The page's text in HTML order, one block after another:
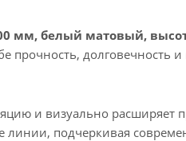
мм, белый матовый,
прочность,
и визуально расширяет
подчеркивая